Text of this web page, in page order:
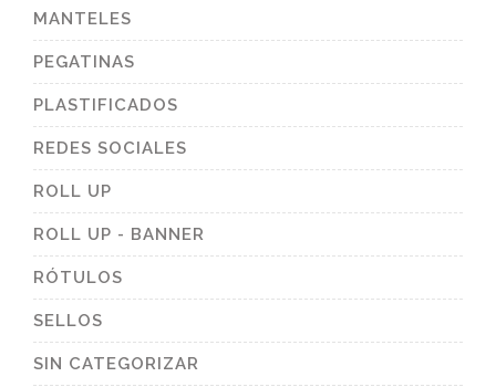
MANTELES
PEGATINAS
PLASTIFICADOS
REDES SOCIALES
ROLL UP
ROLL UP - BANNER
RÓTULOS
SELLOS
SIN CATEGORIZAR